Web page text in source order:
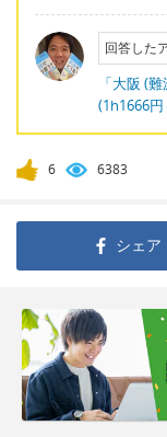
回答した
「大阪 (
(1h1666円
6 6383
シェア